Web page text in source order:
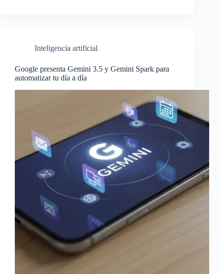
Inteligencia artificial
Google presenta Gemini 3.5 y Gemini Spark para
automatizar tu día a día